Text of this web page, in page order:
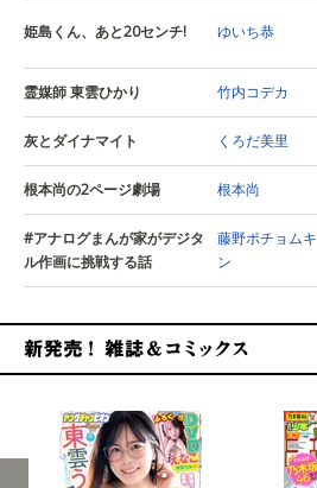
姫島くん、あと20センチ! ゆいち恭
霊媒師 東雲ひかり 竹内コデカ
灰とダイナマイト くろだ美里
根本尚の2ページ劇場 根本尚
#アナログまんが家がデジタ
ル作画に挑戦する話
藤野ポチョムキ
ン